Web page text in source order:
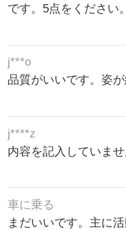
です。5点をください。
j***o
品質がいいです。姿
j****z
内容を記入していま
車に乗る
まだいいです。主に